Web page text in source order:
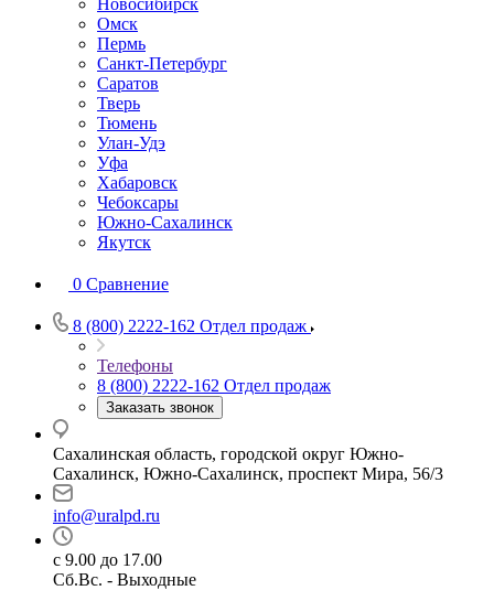
Новосибирск
Омск
Пермь
Санкт-Петербург
Саратов
Тверь
Тюмень
Улан-Удэ
Уфа
Хабаровск
Чебоксары
Южно-Сахалинск
Якутск
0 Сравнение
8 (800) 2222-162 Отдел продаж
Телефоны
8 (800) 2222-162 Отдел продаж
Заказать звонок
Сахалинская область, городской округ Южно-
Сахалинск, Южно-Сахалинск, проспект Мира, 56/3
info@uralpd.ru
с 9.00 до 17.00
Сб.Вс. - Выходные